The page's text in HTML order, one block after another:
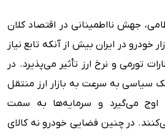
جهش نااطمینانی در اقتصاد کلان
خودرو در ایران بیش از آنکه تابع نیاز
تورمی و نرخ ارز تأثیر می‌پذیرد. در
سیاسی به سرعت به بازار ارز منتقل
اوج می‌گیرد و سرمایه‌ها به سمت
در چنین فضایی خودرو نه کالای